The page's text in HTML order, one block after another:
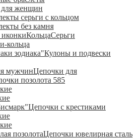
женщин
серьги с кольцом
без камня
КольцаСерьги
кольца
зодиака"Кулоны и подвески
мужчинЦепочки для
позолота 585
Цепочки с крестиками
позолотаЦепочки ювелирная сталь